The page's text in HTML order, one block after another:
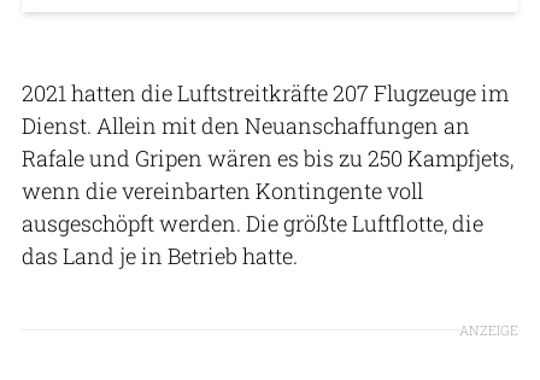
2021 hatten die Luftstreitkräfte 207 Flugzeuge im
Dienst. Allein mit den Neuanschaffungen an
Rafale und Gripen wären es bis zu 250 Kampfjets,
wenn die vereinbarten Kontingente voll
ausgeschöpft werden. Die größte Luftflotte, die
das Land je in Betrieb hatte.
ANZEIGE